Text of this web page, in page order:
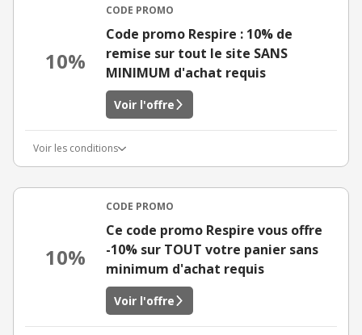
10%
CODE PROMO
Code promo Respire : 10% de
remise sur tout le site SANS
MINIMUM d'achat requis
Voir l'offre
Voir les conditions
10%
CODE PROMO
Ce code promo Respire vous offre
-10% sur TOUT votre panier sans
minimum d'achat requis
Voir l'offre